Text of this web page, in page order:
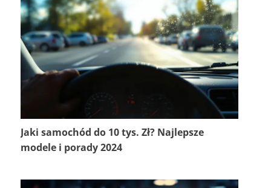
Jaki samochód do 10 tys. Zł? Najlepsze
modele i porady 2024